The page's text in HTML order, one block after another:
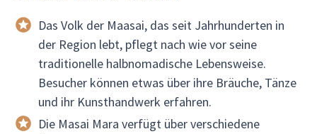
Das Volk der Maasai, das seit Jahrhunderten in
der Region lebt, pflegt nach wie vor seine
traditionelle halbnomadische Lebensweise.
Besucher können etwas über ihre Bräuche, Tänze
und ihr Kunsthandwerk erfahren.
Die Masai Mara verfügt über verschiedene